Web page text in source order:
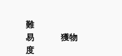
難
易
度
獲物